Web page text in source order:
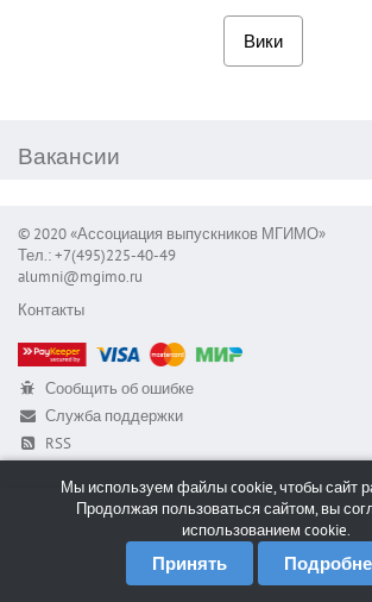
Вики
Вакансии
© 2020 «Ассоциация выпускников МГИМО»
Тел.: +7(495)225-40-49
alumni@mgimo.ru
Контакты
Сообщить об ошибке
Служба поддержки
RSS
Мы используем файлы cookie, чтобы сайт
Продолжая пользоваться сайтом, вы
использованием cookie.
Принять